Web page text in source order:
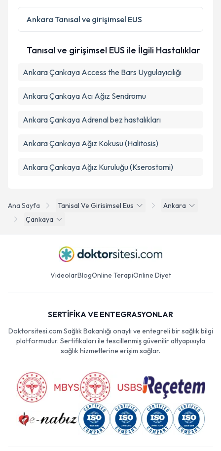
Ana Sayfa Tanisal Ve Girisimsel Eus
Ankara
Çankaya
Ankara Tanısal ve girişimsel EUS
Tanısal ve girişimsel EUS ile İlgili Hastalıklar
Ankara Çankaya Access the Bars Uygulayıcılığı
Ankara Çankaya Acı Ağız Sendromu
Ankara Çankaya Adrenal bez hastalıkları
Ankara Çankaya Ağız Kokusu (Halitosis)
Ankara Çankaya Ağız Kuruluğu (Kserostomi)
VideolarBlogOnline TerapiOnline Diyet
SERTİFİKA VE ENTEGRASYONLAR
Doktorsitesi.com Sağlık Bakanlığı onaylı ve entegreli bir sağlık bilgi
platformudur. Sertifikaları ile tescillenmiş güvenilir altyapısıyla
sağlık hizmetlerine erişim sağlar.